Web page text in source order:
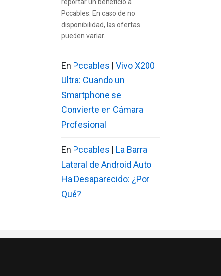
reportar un beneficio a
Pccables. En caso de no
disponibilidad, las ofertas
pueden variar.
En Pccables | Vivo X200
Ultra: Cuando un
Smartphone se
Convierte en Cámara
Profesional
En Pccables | La Barra
Lateral de Android Auto
Ha Desaparecido: ¿Por
Qué?